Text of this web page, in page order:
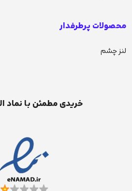
محصولات پرطرفدار
لنز چشم
خریدی مطمئن با نماد